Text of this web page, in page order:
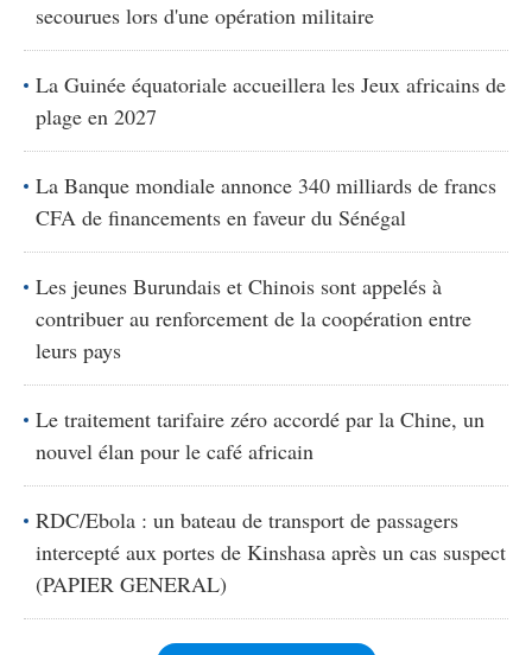
secourues lors d'une opération militaire
La Guinée équatoriale accueillera les Jeux africains de
plage en 2027
La Banque mondiale annonce 340 milliards de francs
CFA de financements en faveur du Sénégal
Les jeunes Burundais et Chinois sont appelés à
contribuer au renforcement de la coopération entre
leurs pays
Le traitement tarifaire zéro accordé par la Chine, un
nouvel élan pour le café africain
RDC/Ebola : un bateau de transport de passagers
intercepté aux portes de Kinshasa après un cas suspect
(PAPIER GENERAL)